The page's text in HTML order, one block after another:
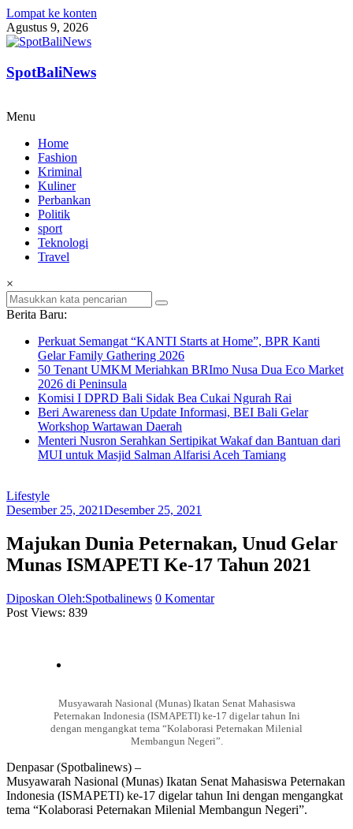
Lompat ke konten
Agustus 9, 2026
SpotBaliNews
Menu
Home
Fashion
Kriminal
Kuliner
Perbankan
Politik
sport
Teknologi
Travel
×
Berita Baru:
Perkuat Semangat “KANTI Starts at Home”, BPR Kanti
Gelar Family Gathering 2026
50 Tenant UMKM Meriahkan BRImo Nusa Dua Eco Market
2026 di Peninsula
Komisi I DPRD Bali Sidak Bea Cukai Ngurah Rai
Beri Awareness dan Update Informasi, BEI Bali Gelar
Workshop Wartawan Daerah
Menteri Nusron Serahkan Sertipikat Wakaf dan Bantuan dari
MUI untuk Masjid Salman Alfarisi Aceh Tamiang
Lifestyle
Desember 25, 2021Desember 25, 2021
Majukan Dunia Peternakan, Unud Gelar
Munas ISMAPETI Ke-17 Tahun 2021
Diposkan Oleh:Spotbalinews 0 Komentar
Post Views: 839
Musyawarah Nasional (Munas) Ikatan Senat Mahasiswa
Peternakan Indonesia (ISMAPETI) ke-17 digelar tahun Ini
dengan mengangkat tema “Kolaborasi Peternakan Milenial
Membangun Negeri”.
Denpasar (Spotbalinews) –
Musyawarah Nasional (Munas) Ikatan Senat Mahasiswa Peternakan
Indonesia (ISMAPETI) ke-17 digelar tahun Ini dengan mengangkat
tema “Kolaborasi Peternakan Milenial Membangun Negeri”.